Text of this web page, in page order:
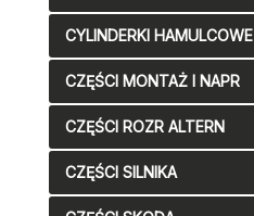
CYLINDERKI HAMULCOWE
CZĘŚCI MONTAŻ I NAPR
CZĘŚCI ROZR ALTERN
CZĘŚCI SILNIKA